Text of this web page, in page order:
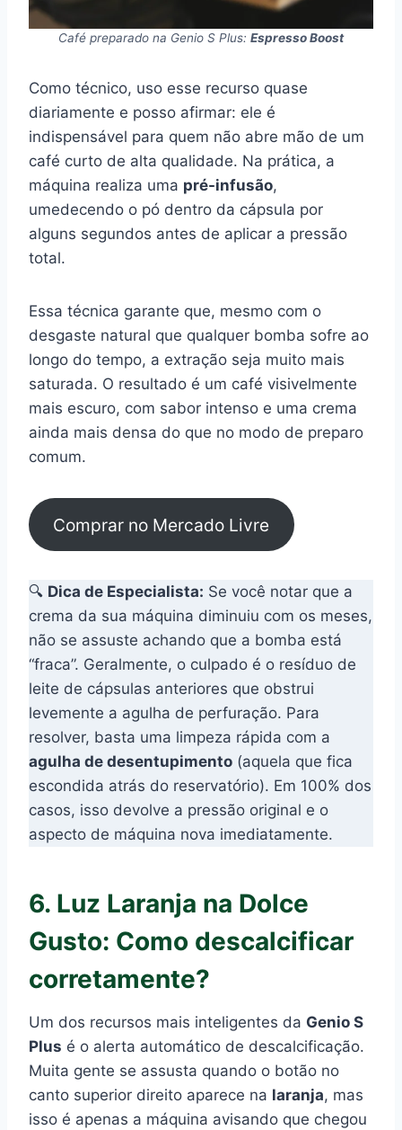
Café preparado na Genio S Plus: Espresso Boost
Como técnico, uso esse recurso quase
diariamente e posso afirmar: ele é
indispensável para quem não abre mão de um
café curto de alta qualidade. Na prática, a
máquina realiza uma pré-infusão,
umedecendo o pó dentro da cápsula por
alguns segundos antes de aplicar a pressão
total.
Essa técnica garante que, mesmo com o
desgaste natural que qualquer bomba sofre ao
longo do tempo, a extração seja muito mais
saturada. O resultado é um café visivelmente
mais escuro, com sabor intenso e uma crema
ainda mais densa do que no modo de preparo
comum.
Comprar no Mercado Livre
🔍 Dica de Especialista: Se você notar que a
crema da sua máquina diminuiu com os meses,
não se assuste achando que a bomba está
“fraca”. Geralmente, o culpado é o resíduo de
leite de cápsulas anteriores que obstrui
levemente a agulha de perfuração. Para
resolver, basta uma limpeza rápida com a
agulha de desentupimento (aquela que fica
escondida atrás do reservatório). Em 100% dos
casos, isso devolve a pressão original e o
aspecto de máquina nova imediatamente.
6. Luz Laranja na Dolce
Gusto: Como descalcificar
corretamente?
Um dos recursos mais inteligentes da Genio S
Plus é o alerta automático de descalcificação.
Muita gente se assusta quando o botão no
canto superior direito aparece na laranja, mas
isso é apenas a máquina avisando que chegou